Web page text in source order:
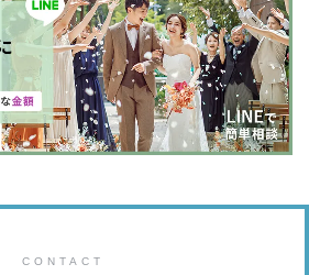
CONTACT